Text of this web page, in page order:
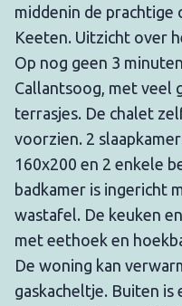
middenin de prachtige
Keeten. Uitzicht over
Op nog geen 3
Callantsoog, met veel
terrasjes. De chalet
voorzien. 2
160x200 en 2 enkele
badkamer is ingericht
wastafel. De keuken
met eethoek en
De woning kan
gaskacheltje. Buiten is